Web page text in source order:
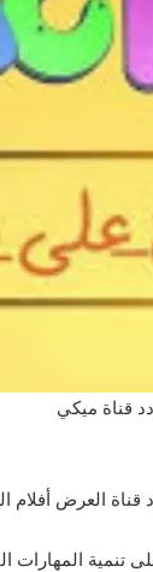
قناة ميكي
العرض أفلام
تنمية